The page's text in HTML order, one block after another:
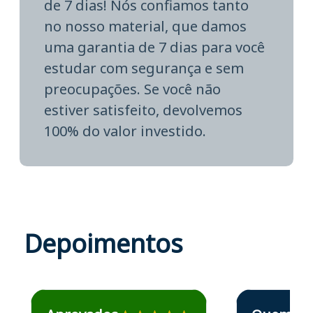
de 7 dias! Nós confiamos tanto
no nosso material, que damos
uma garantia de 7 dias para você
estudar com segurança e sem
preocupações. Se você não
estiver satisfeito, devolvemos
100% do valor investido.
Depoimentos
Estudante José recomenda o Aprova Concursos emEstudante Elais